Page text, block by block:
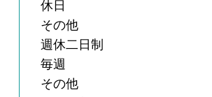
休日
その他
週休二日制
毎週
その他